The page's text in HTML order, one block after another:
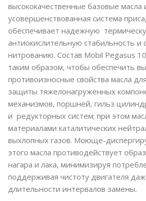
высококачественные базовые масла
усовершенствованная система
обеспечивает надежную
антиокислительную стабильность и
нитрованию. Состав Mobil Pegasus
таким образом, чтобы обеспечить
противоизносные свойства масла для
защиты тяжелонагруженных
механизмов, поршней, гильз
и редукторных систем; при этом
материалами каталитических
выхлопных газов. Моюще-
этого масла противодействует
нагара и лака, минимизируя
поддерживая чистоту двигателя
длительности интервалов замены.